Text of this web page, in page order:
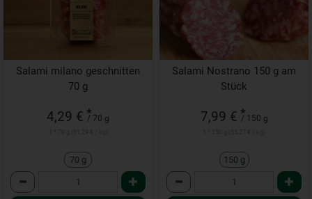
Salami milano geschnitten
70 g
4,29 € *
/ 70 g
70 g
Anzahl
Salami Nostrano 150 g am
Stück
7,99 € *
/ 150 g
150 g
Anzahl